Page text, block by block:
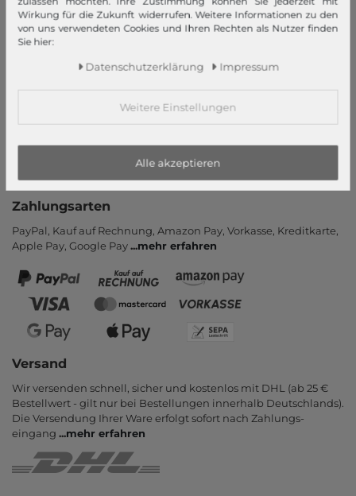
Informationen
Kontakt
Rücksendung
Rückrufservice
Newsletter
Zahlungsarten
PayPal, Kauf auf Rechnung, Amazon Pay, Vor­kasse, Kredit­karte,
Apple Pay, Google Pay...mehr erfahren
Versand
Wir versenden schnell, sicher und kostenlos mit DHL (ab 25 €
Bestell­wert - gilt nur bei Bestel­lungen inner­halb Deutsch­lands).
Die Ver­sendung Ihrer Ware er­folgt sofort nach Zahlungs­
eingang ...mehr erfahren
Wirkung für die Zukunft widerrufen. Weitere Informationen zu den
von uns verwendeten Cookies und Ihren Rechten als Nutzer finden
Sie hier:
Daten­schutz­erklärung Impressum
Weitere Einstellungen
Alle akzeptieren